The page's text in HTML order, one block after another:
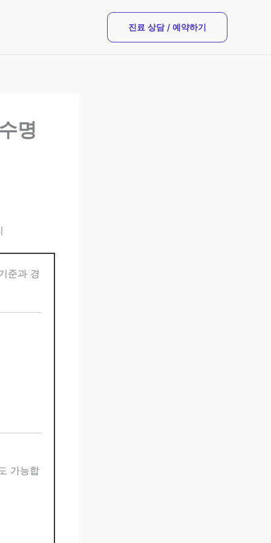
진료 상담 / 예약하기
명
준과 경
가능합